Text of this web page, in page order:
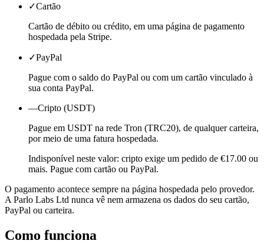
✓Cartão
Cartão de débito ou crédito, em uma página de pagamento
hospedada pela Stripe.
✓PayPal
Pague com o saldo do PayPal ou com um cartão vinculado à
sua conta PayPal.
—Cripto (USDT)
Pague em USDT na rede Tron (TRC20), de qualquer carteira,
por meio de uma fatura hospedada.
Indisponível neste valor: cripto exige um pedido de €17.00 ou
mais. Pague com cartão ou PayPal.
O pagamento acontece sempre na página hospedada pelo provedor.
A Parlo Labs Ltd nunca vê nem armazena os dados do seu cartão,
PayPal ou carteira.
Como funciona